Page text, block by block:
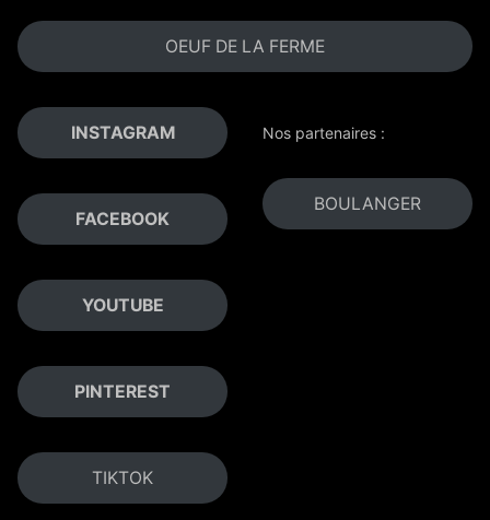
OEUF DE LA FERME
INSTAGRAM
FACEBOOK
YOUTUBE
PINTEREST
TIKTOK
Nos partenaires :
BOULANGER